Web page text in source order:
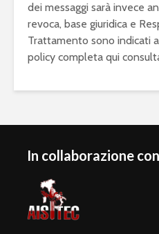
dei messaggi sarà invece
revoca, base giuridica e
Trattamento sono indicati
policy completa qui
In collaborazione con